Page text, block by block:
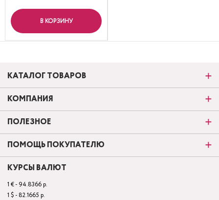
В КОРЗИНУ
КАТАЛОГ ТОВАРОВ
КОМПАНИЯ
ПОЛЕЗНОЕ
ПОМОЩЬ ПОКУПАТЕЛЮ
КУРСЫ ВАЛЮТ
1 € - 94.8366 р.
1 $ - 82.1665 р.